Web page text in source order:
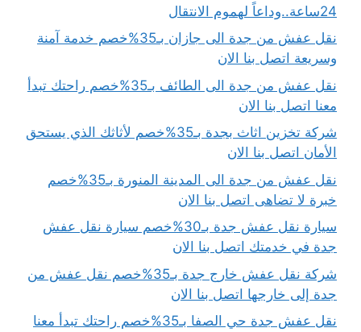
24ساعة..وداعاً لهموم الانتقال
نقل عفش من جدة الى جازان بـ35%خصم خدمة آمنة
وسريعة اتصل بنا الان
نقل عفش من جدة الى الطائف بـ35%خصم راحتك تبدأ
معنا اتصل بنا الان
شركة تخزين اثاث بجدة بـ35%خصم لأثاثك الذي يستحق
الأمان اتصل بنا الان
نقل عفش من جدة الى المدينة المنورة بـ35%خصم
خبرة لا تضاهى اتصل بنا الان
سيارة نقل عفش جدة بـ30%خصم سيارة نقل عفش
جدة في خدمتك اتصل بنا الان
شركة نقل عفش خارج جدة بـ35%خصم نقل عفش من
جدة إلى خارجها اتصل بنا الان
نقل عفش جدة حي الصفا بـ35%خصم راحتك تبدأ معنا